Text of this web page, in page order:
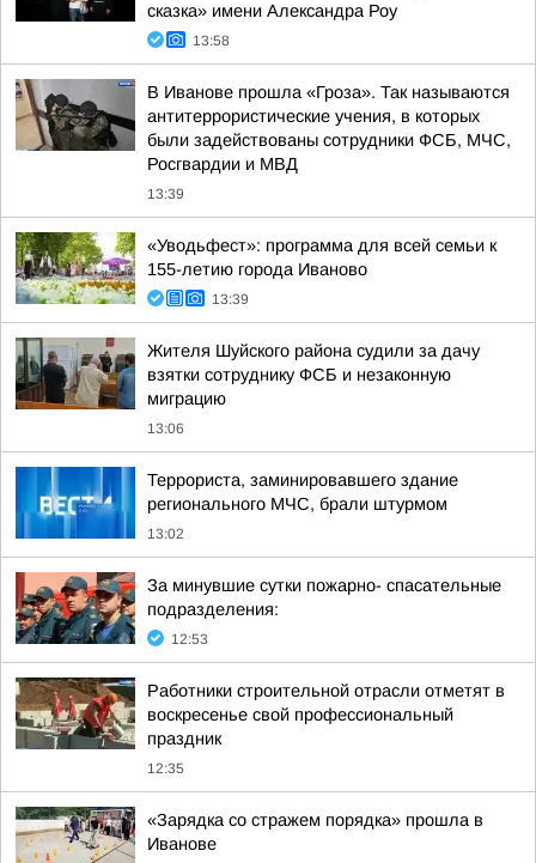
сказка» имени Александра Роу
13:58
В Иванове прошла «Гроза». Так называются
антитеррористические учения, в которых
были задействованы сотрудники ФСБ, МЧС,
Росгвардии и МВД
13:39
«Уводьфест»: программа для всей семьи к
155-летию города Иваново
13:39
Жителя Шуйского района судили за дачу
взятки сотруднику ФСБ и незаконную
миграцию
13:06
Террориста, заминировавшего здание
регионального МЧС, брали штурмом
13:02
За минувшие сутки пожарно- спасательные
подразделения:
12:53
Работники строительной отрасли отметят в
воскресенье свой профессиональный
праздник
12:35
«Зарядка со стражем порядка» прошла в
Иванове